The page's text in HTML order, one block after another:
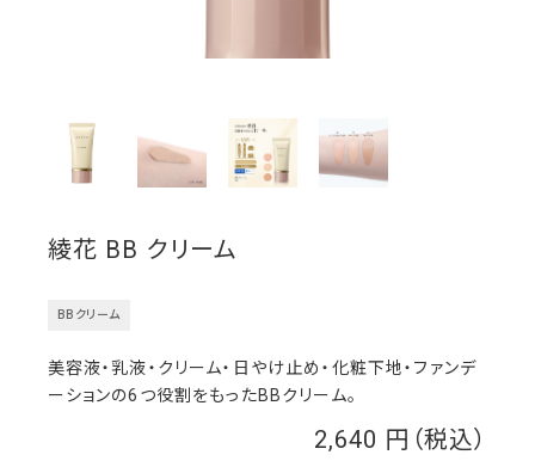
綾花 BB クリーム
BBクリーム
2,640
美容液・乳液・クリーム・日やけ止め・化粧下地・ファンデ
ーションの6つ役割をもったBBクリーム。